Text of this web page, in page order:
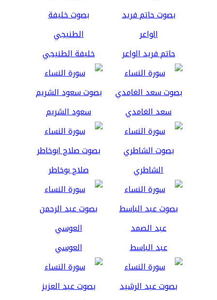
حاتم فريد الواعر خليفة الطنيجي
سعد الغامدي سعود الشريم
الشاطري صلاح بوخاطر
عبد الباسط العوسي